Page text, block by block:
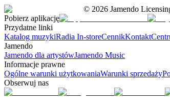
© 2026 Jamendo
Pobierz aplikację
Przydatne linki
Katalog muzykiRadia In-storeCennikKontakt
Jamendo
Jamendo dla artystówJamendo Music
Informacje prawne
Ogólne warunki użytkowaniaWarunki sprzedaży
Obserwuj nas